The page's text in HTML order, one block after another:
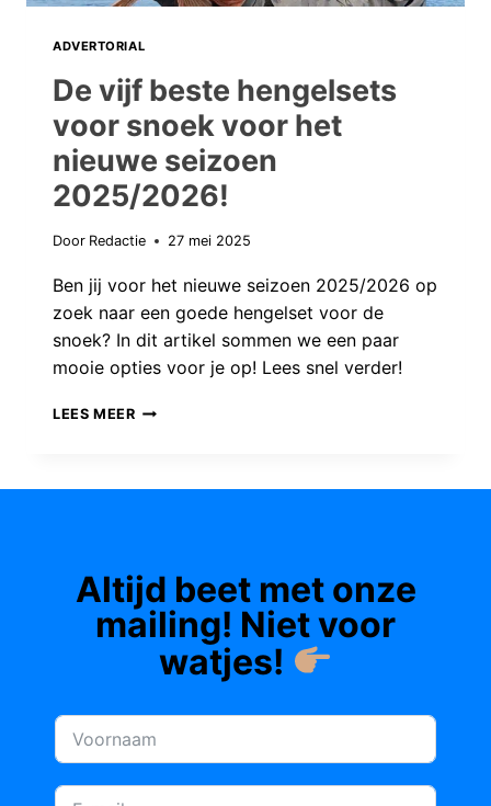
ADVERTORIAL
De vijf beste hengelsets
voor snoek voor het
nieuwe seizoen
2025/2026!
Door Redactie 27 mei 2025
Ben jij voor het nieuwe seizoen 2025/2026 op
zoek naar een goede hengelset voor de
snoek? In dit artikel sommen we een paar
mooie opties voor je op! Lees snel verder!
LEES MEERDE
HENGELSETS
VOOR
HET
NIEUWE
SEIZOEN
2025/2026!
Altijd beet met onze
mailing! Niet voor
watjes!